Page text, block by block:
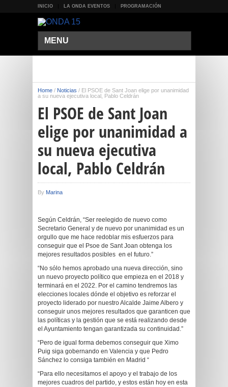
INICIO LA ONDA EVENTOS PROGRAMACIÓN
MENU
Home / Noticias / El PSOE de Sant Joan elige por unanimidad
a su nueva ejecutiva local, Pablo Celdrán
El PSOE de Sant Joan
elige por unanimidad a
su nueva ejecutiva
local, Pablo Celdrán
By Marina
Según Celdrán, “Ser reelegido de nuevo como
Secretario General y de nuevo por unanimidad es un
orgullo que me hace redoblar mis esfuerzos para
conseguir que el Psoe de Sant Joan obtenga los
mejores resultados posibles en el futuro.”
“No sólo hemos aprobado una nueva dirección, sino
un nuevo proyecto político que empieza en el 2018 y
terminará en el 2022. Por el camino tendremos las
elecciones locales dónde el objetivo es reforzar el
proyecto liderado por nuestro Alcalde Jaime Albero y
conseguir unos mejores resultados que garanticen que
las políticas y la gestión que se está realizando desde
el Ayuntamiento tengan garantizada su continuidad.”
“Pero de igual forma debemos conseguir que Ximo
Puig siga gobernando en Valencia y que Pedro
Sánchez lo consiga también en Madrid “
“Para ello necesitamos el apoyo y el trabajo de los
mejores cuadros del partido, y estos están hoy en esta